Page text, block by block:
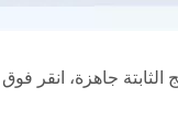
جاهزة، انقر فوق